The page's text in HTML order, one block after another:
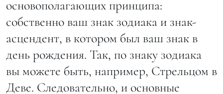
основополагающих принципа:
собственно ваш знак зодиака и знак-
асцендент, в котором был ваш знак в
день рождения. Так, по знаку зодиака
вы можете быть, например, Стрельцом в
Деве. Следовательно, и основные